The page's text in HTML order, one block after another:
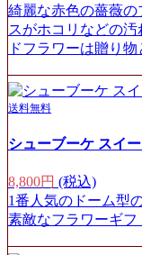
綺麗な赤色の薔薇
スがホコリなどの
ドフラワーは贈り
送料無料
シューブーケ スイ
8,800円 (税込)
1番人気のドーム型
素敵なフラワーギフ